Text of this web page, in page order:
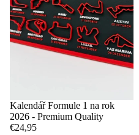
Kalendář Formule 1 na rok
2026 - Premium Quality
€24,95